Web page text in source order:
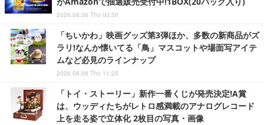
2026.08.06 Thu 03:30
「ちいかわ」映画グッズ第3弾ほか、多数の新商品がズ
ラリ!なんか懐いてる「鳥」マスコットや場面写アイテ
ムなど必見のラインナップ
2026.08.06 Thu 11:25
「トイ・ストーリー」新作一番くじが発売決定!A賞
は、ウッディたちがレトロ感満載のアナログレコード
上を走る姿で立体化 2枚目の写真・画像